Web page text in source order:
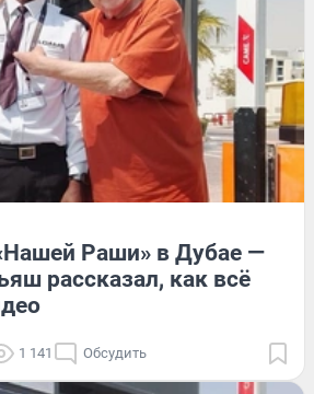
Раши» в Дубае —
рассказал, как всё
1 141 Обсудить